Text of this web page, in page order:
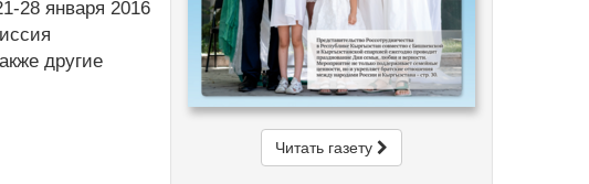
28 января 2016
другие
Читать газету